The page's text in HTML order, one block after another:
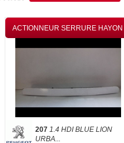
ACTIONNEUR SERRURE HAYON
207 1.4 HDI BLUE LION
URBA...